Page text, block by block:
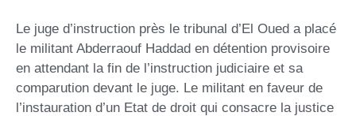
Le juge d’instruction près le tribunal d’El Oued a placé
le militant Abderraouf Haddad en détention provisoire
en attendant la fin de l’instruction judiciaire et sa
comparution devant le juge. Le militant en faveur de
l’instauration d’un Etat de droit qui consacre la justice